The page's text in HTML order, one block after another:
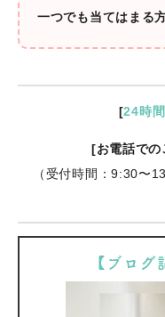
一つでも当てはまる
[24時
[お電話での
（受付時間：9:30〜
【ブログ